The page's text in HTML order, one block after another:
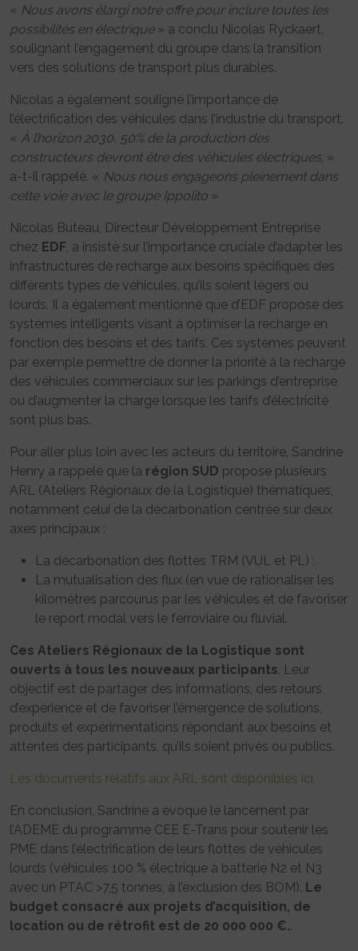
« Nous avons élargi notre offre pour inclure toutes les
possibilités en électrique» a conclu Nicolas Ryckaert,
soulignant l’engagement du groupe dans la transition
vers des solutions de transport plus durables.
Nicolas a également souligné l’importance de
l’électrification des véhicules dans l’industrie du transport.
« À l’horizon 2030, 50% de la production des
constructeurs devront être des véhicules électriques, »
a-t-il rappelé. « Nous nous engageons pleinement dans
cette voie avec le groupe Ippolito »
Nicolas Buteau, Directeur Développement Entreprise
chez EDF, a insisté sur l’importance cruciale d’adapter les
infrastructures de recharge aux besoins spécifiques des
différents types de véhicules, qu’ils soient légers ou
lourds. Il a également mentionné que d’EDF propose des
systèmes intelligents visant à optimiser la recharge en
fonction des besoins et des tarifs. Ces systèmes peuvent
par exemple permettre de donner la priorité à la recharge
des véhicules commerciaux sur les parkings d’entreprise
ou d’augmenter la charge lorsque les tarifs d’électricité
sont plus bas.
Pour aller plus loin avec les acteurs du territoire, Sandrine
Henry a rappelé que la région SUD propose plusieurs
ARL (Ateliers Régionaux de la Logistique) thématiques,
notamment celui de la décarbonation centrée sur deux
axes principaux :
La décarbonation des flottes TRM (VUL et PL) ;
La mutualisation des flux (en vue de rationaliser les
kilomètres parcourus par les véhicules et de favoriser
le report modal vers le ferroviaire ou fluvial.
Ces Ateliers Régionaux de la Logistique sont
ouverts à tous les nouveaux participants. Leur
objectif est de partager des informations, des retours
d’expérience et de favoriser l’émergence de solutions,
produits et expérimentations répondant aux besoins et
attentes des participants, qu’ils soient privés ou publics.
Les documents relatifs aux ARL sont disponibles ici.
En conclusion, Sandrine a évoqué le lancement par
l’ADEME du programme CEE E-Trans pour soutenir les
PME dans l’électrification de leurs flottes de véhicules
lourds (véhicules 100 % électrique à batterie N2 et N3
avec un PTAC >7,5 tonnes, à l’exclusion des BOM). Le
budget consacré aux projets d’acquisition, de
location ou de rétrofit est de 20 000 000 €..